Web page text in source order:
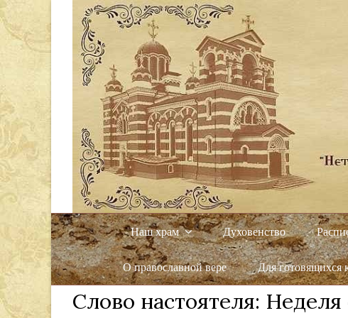
Наш храм Духовенство
О православной вере Для
Слово настоятеля: